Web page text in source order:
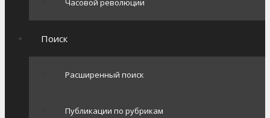
Часовой революции
Поиск
Расширенный поиск
Публикации по рубрикам